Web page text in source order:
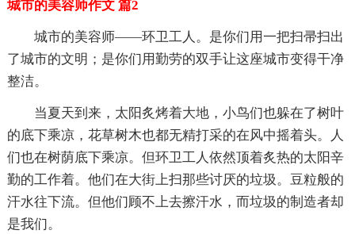
城市的美容师作文 篇2
城市的美容师——环卫工人。是你们用一把扫帚扫出
了城市的文明；是你们用勤劳的双手让这座城市变得干净
整洁。
当夏天到来，太阳炙烤着大地，小鸟们也躲在了树叶
的底下乘凉，花草树木也都无精打采的在风中摇着头。人
们也在树荫底下乘凉。但环卫工人依然顶着炙热的太阳辛
勤的工作着。他们在大街上扫那些讨厌的垃圾。豆粒般的
汗水往下流。但他们顾不上去擦汗水，而垃圾的制造者却
是我们。